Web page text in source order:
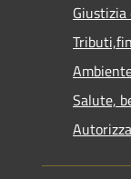
Giustizia
Salute,